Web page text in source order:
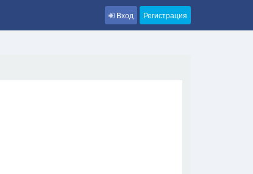
Вход Регистрация